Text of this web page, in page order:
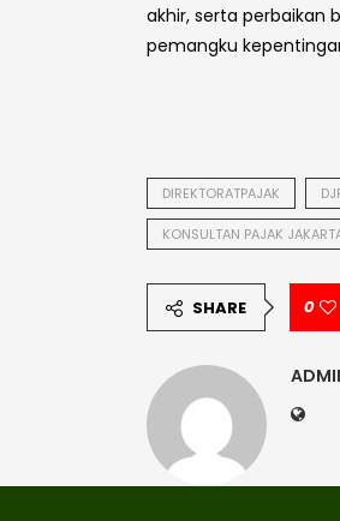
akhir, serta perbaikan
pemangku
DIREKTORATPAJAK
KONSULTAN PAJAK
SHARE 0